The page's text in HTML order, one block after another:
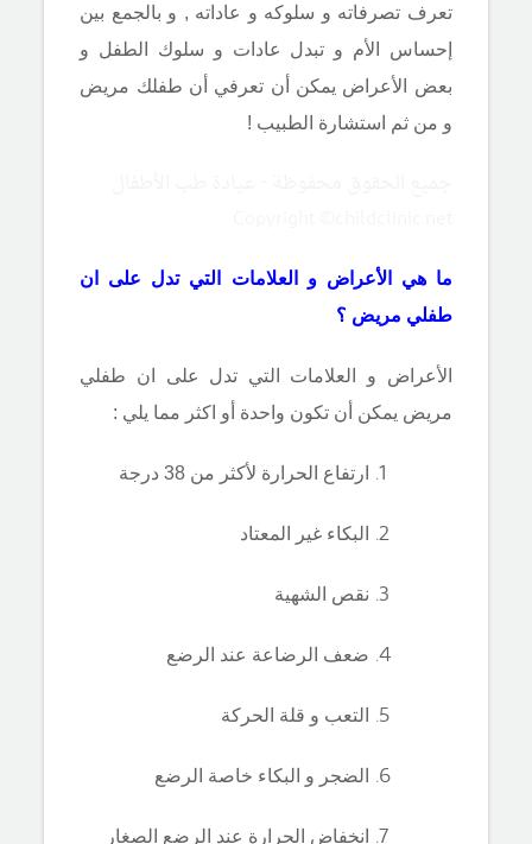
تعرف تصرفاته و سلوكه و عاداته , و بالجمع بين
إحساس الأم و تبدل عادات و سلوك الطفل و
بعض الأعراض يمكن أن تعرفي أن طفلك مريض
و من ثم استشارة الطبيب !
ما هي الأعراض و العلامات التي تدل على ان
طفلي مريض ؟
الأعراض و العلامات التي تدل على ان طفلي
مريض يمكن أن تكون واحدة أو اكثر مما يلي :
ارتفاع الحرارة لأكثر من 38 درجة
البكاء غير المعتاد
نقص الشهية
ضعف الرضاعة عند الرضع
التعب و قلة الحركة
الضجر و البكاء خاصة الرضع
انخفاض الحرارة عند الرضع الصغار